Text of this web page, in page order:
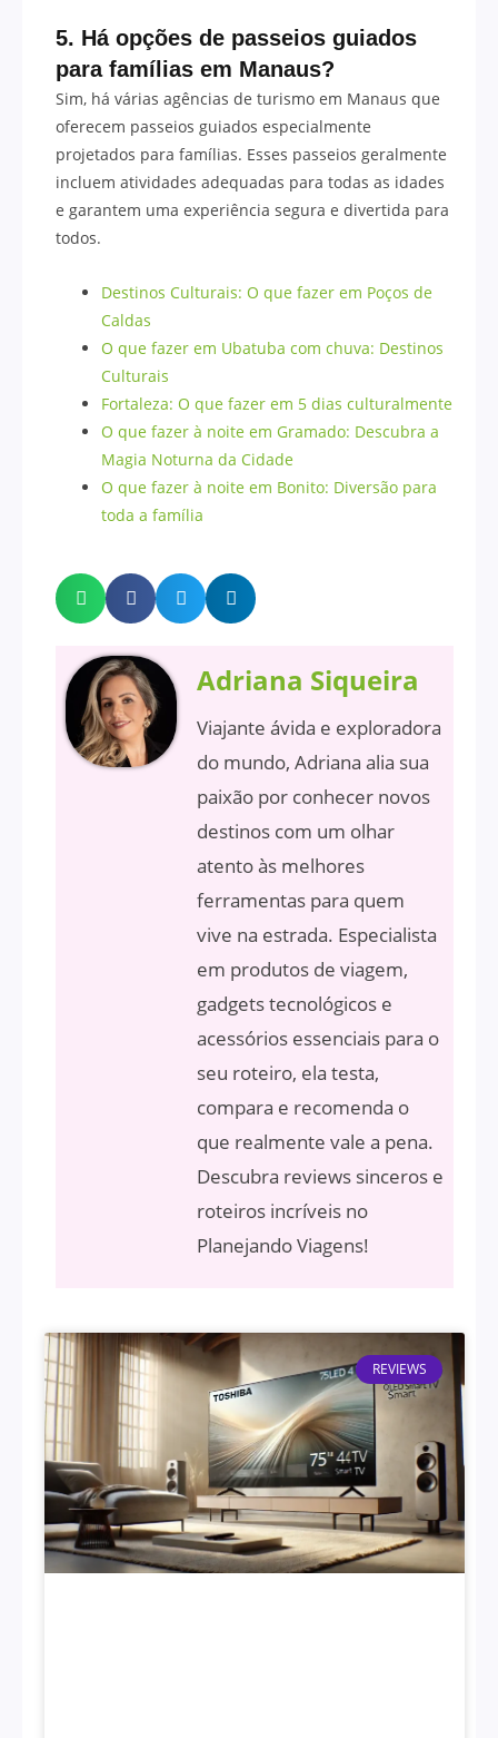
5. Há opções de passeios guiados
para famílias em Manaus?
Sim, há várias agências de turismo em Manaus que
oferecem passeios guiados especialmente
projetados para famílias. Esses passeios geralmente
incluem atividades adequadas para todas as idades
e garantem uma experiência segura e divertida para
todos.
Destinos Culturais: O que fazer em Poços de
Caldas
O que fazer em Ubatuba com chuva: Destinos
Culturais
Fortaleza: O que fazer em 5 dias culturalmente
O que fazer à noite em Gramado: Descubra a
Magia Noturna da Cidade
O que fazer à noite em Bonito: Diversão para
toda a família
Adriana Siqueira
Viajante ávida e exploradora
do mundo, Adriana alia sua
paixão por conhecer novos
destinos com um olhar
atento às melhores
ferramentas para quem
vive na estrada. Especialista
em produtos de viagem,
gadgets tecnológicos e
acessórios essenciais para o
seu roteiro, ela testa,
compara e recomenda o
que realmente vale a pena.
Descubra reviews sinceros e
roteiros incríveis no
Planejando Viagens!
REVIEWS